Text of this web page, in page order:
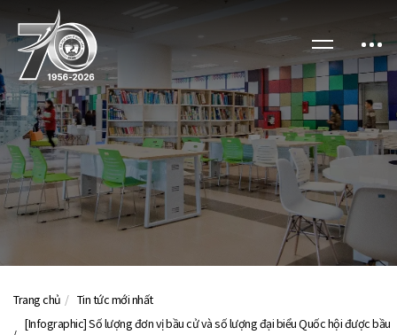
Trang chủ
Tin tức mới nhất
[Infographic] Số lượng đơn vị bầu cử và số lượng đại biểu Quốc hội được bầu